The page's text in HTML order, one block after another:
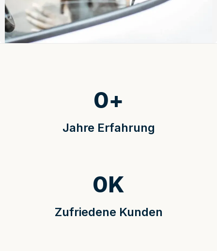
Jahre Erfahrung
0+
Zufriedene Kunden
0K